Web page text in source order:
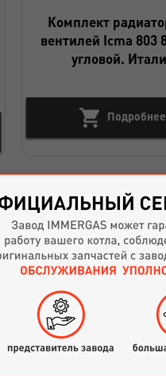
Комплект
вентилей Icma 803
угловой.
Подробнее